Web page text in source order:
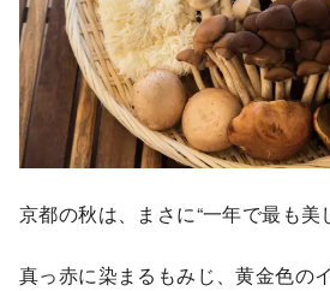
京都の秋は、まさに“一年で最も美
真っ赤に染まるもみじ、黄金色の